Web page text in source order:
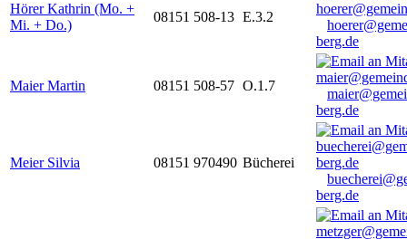
Hörer Kathrin (Mo. +
Mi. + Do.)
08151 508-13 E.3.2
berg.de
Maier Martin 08151 508-57 O.1.7
berg.de
Meier Silvia 08151 970490 Bücherei
berg.de